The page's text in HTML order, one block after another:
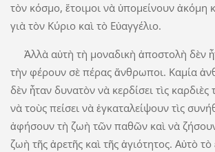
τὸν κόσμο, ἕτοιμοι νὰ ὑπομείνουν ἀκόμη
γιὰ τὸν Κύριο καὶ τὸ Εὐαγγέλιο.
Ἀλλὰ αὐτὴ τὴ μοναδικὴ ἀποστολὴ δὲν
τὴν φέρουν σὲ πέρας ἄνθρωποι. Καμία
δὲν ἦταν δυνατὸν νὰ κερδίσει τὶς
νὰ τοὺς πείσει νὰ ἐγκαταλείψουν τὶς
ἀφήσουν τὴ ζωὴ τῶν παθῶν καὶ νὰ
ζωὴ τῆς ἀρετῆς καὶ τῆς ἁγιότητος. Αὐτὸ